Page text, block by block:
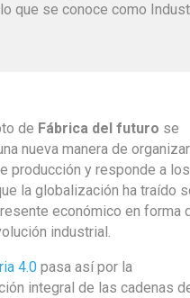
que se conoce como
de Fábrica del futuro se
nueva manera de
producción y responde a los
la globalización ha traído
económico en forma
industrial.
4.0 pasa así por la
integral de las cadenas